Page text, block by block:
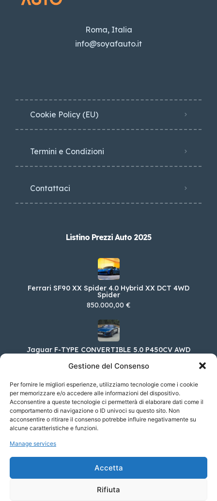
Gestione del Consenso
Per fornire le migliori esperienze, utilizziamo tecnologie come i cookie
per memorizzare e/o accedere alle informazioni del dispositivo.
Acconsentire a queste tecnologie ci permetterà di elaborare dati come il
comportamento di navigazione o ID univoci su questo sito. Non
acconsentire o ritirare il consenso potrebbe influire negativamente su
alcune caratteristiche e funzioni.
Manage services
Accetta
Rifiuta
Roma, Italia
info@soyafauto.it
Cookie Policy (EU)
Termini e Condizioni
Contattaci
Listino Prezzi Auto 2025
Ferrari SF90 XX Spider 4.0 Hybrid XX DCT 4WD
Spider
850.000,00 €
Jaguar F-TYPE CONVERTIBLE 5.0 P450CV AWD
AUTO 75
123.100,00 €
Cupra Ateca 2.0 TSI VZ 4Drive DSG
55.050,00 €
Porsche Macan Electric 100 kWh Turbo